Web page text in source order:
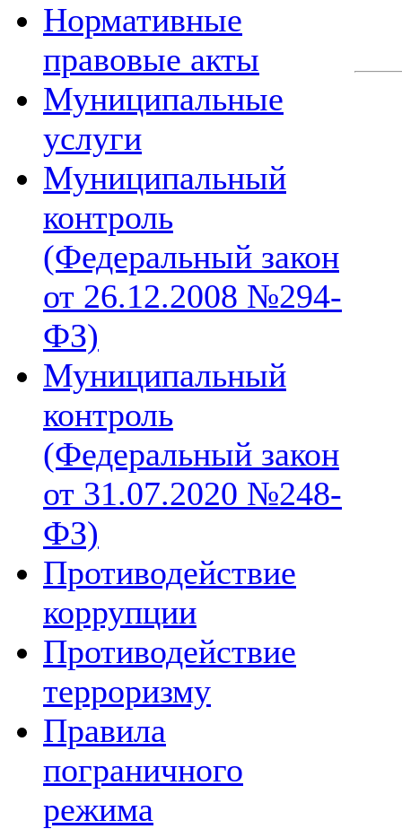
Нормативные
правовые акты
Муниципальные
услуги
Муниципальный
контроль
(Федеральный закон
от 26.12.2008 №294-
ФЗ)
Муниципальный
контроль
(Федеральный закон
от 31.07.2020 №248-
ФЗ)
Противодействие
коррупции
Противодействие
терроризму
Правила
пограничного
режима